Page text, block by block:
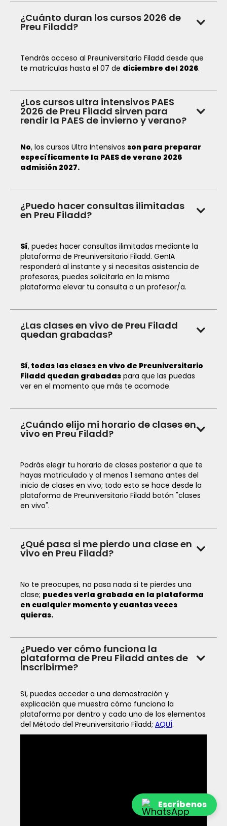
¿Cuánto duran los cursos 2026 de
Preu Filadd?
Tendrás acceso al Preuniversitario Filadd desde que
te matriculas hasta el 07 de diciembre del 2026.
¿Los cursos ultra intensivos PAES
2026 de Preu Filadd sirven para
rendir la PAES de invierno y verano?
No, los cursos Ultra Intensivos son para preparar
específicamente la PAES de verano 2026
admisión 2027.
¿Puedo hacer consultas ilimitadas
en Preu Filadd?
Sí, puedes hacer consultas ilimitadas mediante la
plataforma de Preuniversitario Filadd. GenIA
responderá al instante y si necesitas asistencia de
profesores, puedes solicitarla en la misma
plataforma elevar tu consulta a un profesor/a.
¿Las clases en vivo de Preu Filadd
quedan grabadas?
Sí, todas las clases en vivo de Preuniversitario
Filadd quedan grabadas para que las puedas
ver en el momento que más te acomode.
¿Cuándo elijo mi horario de clases en
vivo en Preu Filadd?
Podrás elegir tu horario de clases posterior a que te
hayas matriculado y al menos 1 semana antes del
inicio de clases en vivo; todo esto se hace desde la
plataforma de Preuniversitario Filadd botón "clases
en vivo".
¿Qué pasa si me pierdo una clase en
vivo en Preu Filadd?
No te preocupes, no pasa nada si te pierdes una
clase; puedes verla grabada en la plataforma
en cualquier momento y cuantas veces
quieras.
¿Puedo ver cómo funciona la
plataforma de Preu Filadd antes de
inscribirme?
Sí, puedes acceder a una demostración y
explicación que muestra cómo funciona la
plataforma por dentro y cada uno de los elementos
del Método del Preuniversitario Filadd; AQUÍ.
Escríbenos